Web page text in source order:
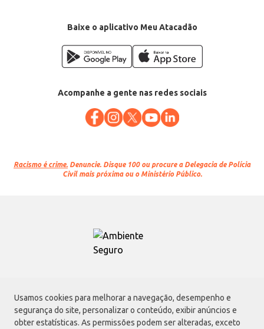
Usamos cookies para melhorar a navegação, desempenho e
segurança do site, personalizar o conteúdo, exibir anúncios e
obter estatísticas. As permissões podem ser alteradas, exceto
Baixe o aplicativo Meu Atacadão
Acompanhe a gente nas redes sociais
Racismo é crime. Denuncie. Disque 100 ou procure a Delegacia de Polícia
Civil mais próxima ou o Ministério Público.
Atacadão S.A.
Avenida Morvan Dias de Figueiredo, 6169, Vila Maria, São Paulo - SP | CEP
02170-901 | CNPJ: 75.315.333/0001-09